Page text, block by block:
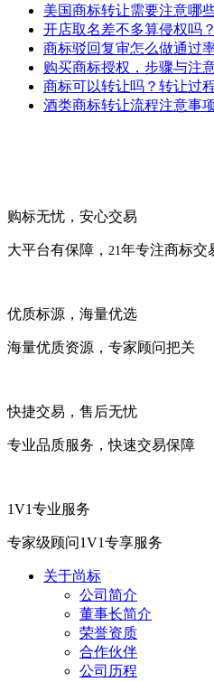
美国商标转让需要注意哪
开店取名差不多算侵权吗？
商标驳回复审怎么做通过
购买商标授权，步骤与注
商标可以转让吗？转让过
酒类商标转让流程注意事
购标无忧，安心交易
大平台有保障， 21 年专注商标交
优质标源，海量优选
海量优质资源，专家顾问把关
快捷交易，售后无忧
专业品质服务，快速交易保障
1V1专业服务
专家级顾问1V1专享服务
关于尚标
公司简介
董事长简介
荣誉资质
合作伙伴
公司历程